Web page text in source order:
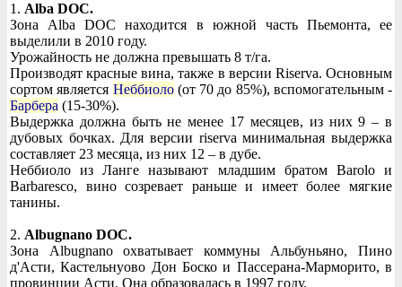
1. Alba DOC.
Зона Alba DOC находится в южной часть Пьемонта, ее
выделили в 2010 году.
Урожайность не должна превышать 8 т/га.
Производят красные вина, также в версии Riserva. Основным
сортом является Неббиоло(от 70 до 85%), вспомогательным -
Барбера (15-30%).
Выдержка должна быть не менее 17 месяцев, из них 9 – в
дубовых бочках. Для версии riserva минимальная выдержка
составляет 23 месяца, из них 12 – в дубе.
Неббиоло из Ланге называют младшим братом Barolo и
Barbaresco, вино созревает раньше и имеет более мягкие
танины.
2. Albugnano DOC.
Зона Albugnano охватывает коммуны Альбуньяно, Пино
д'Асти, Кастельнуово Дон Боско и Пассерана-Марморито, в
провинции Асти. Она образовалась в 1997 году.